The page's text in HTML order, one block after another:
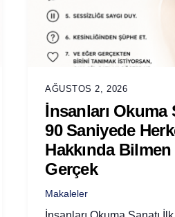
AĞUSTOS 2, 2026
İnsanları Okuma
90 Saniyede
Hakkında
Gerçek
Makaleler